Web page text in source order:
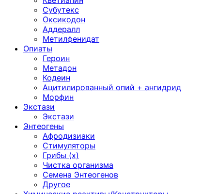
Субутекс
Оксикодон
Аддералл
Метилфенидат
Опиаты
Героин
Метадон
Кодеин
Ацитилированный опий + ангидрид
Морфин
Экстази
Экстази
Энтеогены
Афродизиаки
Стимуляторы
Грибы (х)
Чистка организма
Семена Энтеогенов
Другое